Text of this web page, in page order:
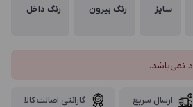
سایز رنگ بیرون رنگ داخل
نمی‌باشد.
ارسال سریع گارانتی اصالت کالا